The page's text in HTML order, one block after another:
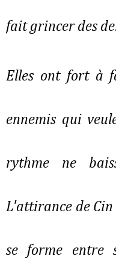
fait grincer des
Elles ont fort à
ennemis qui
rythme ne
L'attirance de
se forme entre